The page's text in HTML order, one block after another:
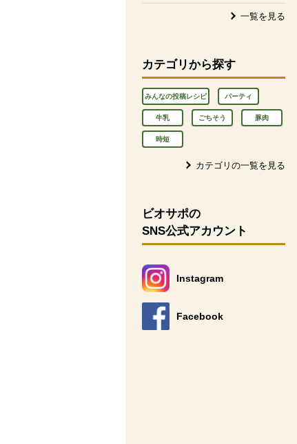
一覧を見る
カテゴリから探す
みんなの投稿レシピ パーティ
牛乳 ごちそう 豚肉
時短
カテゴリの一覧を見る
ビオサポの
SNS公式アカウント
Instagram
別のウィンドウで開きます。
Facebook
別のウィンドウで開きます。